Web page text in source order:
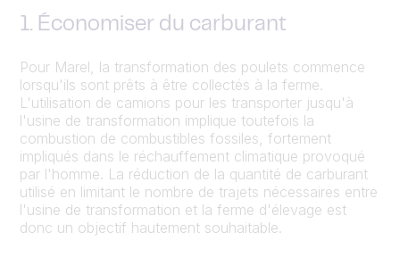
1. Économiser du carburant
Pour Marel, la transformation des poulets commence
lorsqu'ils sont prêts à être collectés à la ferme.
L'utilisation de camions pour les transporter jusqu'à
l'usine de transformation implique toutefois la
combustion de combustibles fossiles, fortement
impliqués dans le réchauffement climatique provoqué
par l'homme. La réduction de la quantité de carburant
utilisé en limitant le nombre de trajets nécessaires entre
l'usine de transformation et la ferme d'élevage est
donc un objectif hautement souhaitable.